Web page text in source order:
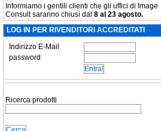
Informiamo i gentili clienti che gli uffici di Image
Consult saranno chiusi dal 8 al 23 agosto.
LOG IN PER RIVENDITORI ACCREDITATI
Indirizzo E-Mail
password
Ricerca prodotti